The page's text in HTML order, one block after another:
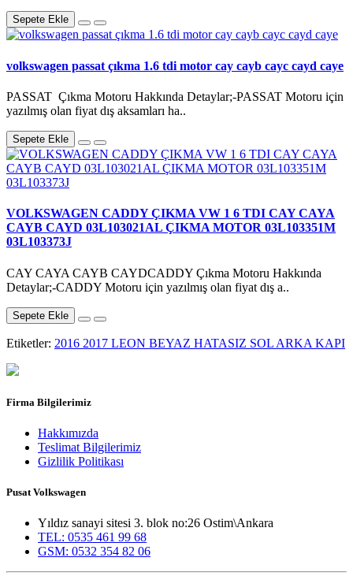
Sepete Ekle
volkswagen passat çıkma 1.6 tdi motor cay cayb cayc cayd caye
PASSAT Çıkma Motoru Hakkında Detaylar;-PASSAT Motoru için
yazılmış olan fiyat dış aksamları ha..
Sepete Ekle
VOLKSWAGEN CADDY ÇIKMA VW 1 6 TDI CAY CAYA
CAYB CAYD 03L103021AL ÇIKMA MOTOR 03L103351M
03L103373J
CAY CAYA CAYB CAYD CADDY Çıkma Motoru Hakkında
Detaylar;-CADDY Motoru için yazılmış olan fiyat dış a..
Sepete Ekle
Etiketler: 2016 2017 LEON BEYAZ HATASIZ SOL ARKA KAPI
Firma Bilgilerimiz
Hakkımızda
Teslimat Bilgilerimiz
Gizlilik Politikası
Pusat Volkswagen
Yıldız sanayi sitesi 3. blok no:26 Ostim\Ankara
TEL: 0535 461 99 68
GSM: 0532 354 82 06